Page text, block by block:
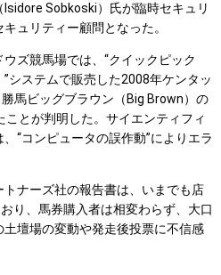
Sobkoski）氏が臨時セキュリ
ュリティー顧問となった。
ズ競馬場では、“クイックピック
”システムで販売した2008年ケンタッ
馬ビッグブラウン（Big Brown）の
とが判明した。サイエンティフィ
“コンピュータの誤作動”によりエラ
ナーズ社の報告書は、いまでも店
り、馬券購入者は相変わらず、大口
壇場の変動や発走後投票に不信感